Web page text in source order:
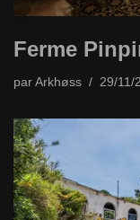
Ferme
par Arkhøss 29/11/